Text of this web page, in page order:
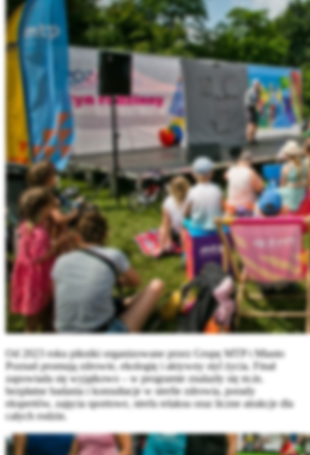
Od 2023 roku pikniki organizowane przez Grupę MTP i Miasto
Poznań promują zdrowie, ekologię i aktywny styl życia. Finał
zapowiada się wyjątkowo – w programie znalazły się m.in.
bezpłatne badania i konsultacje w strefie zdrowia, porady
ekspertów, zajęcia sportowe, strefa relaksu oraz liczne atrakcje dla
całych rodzin.